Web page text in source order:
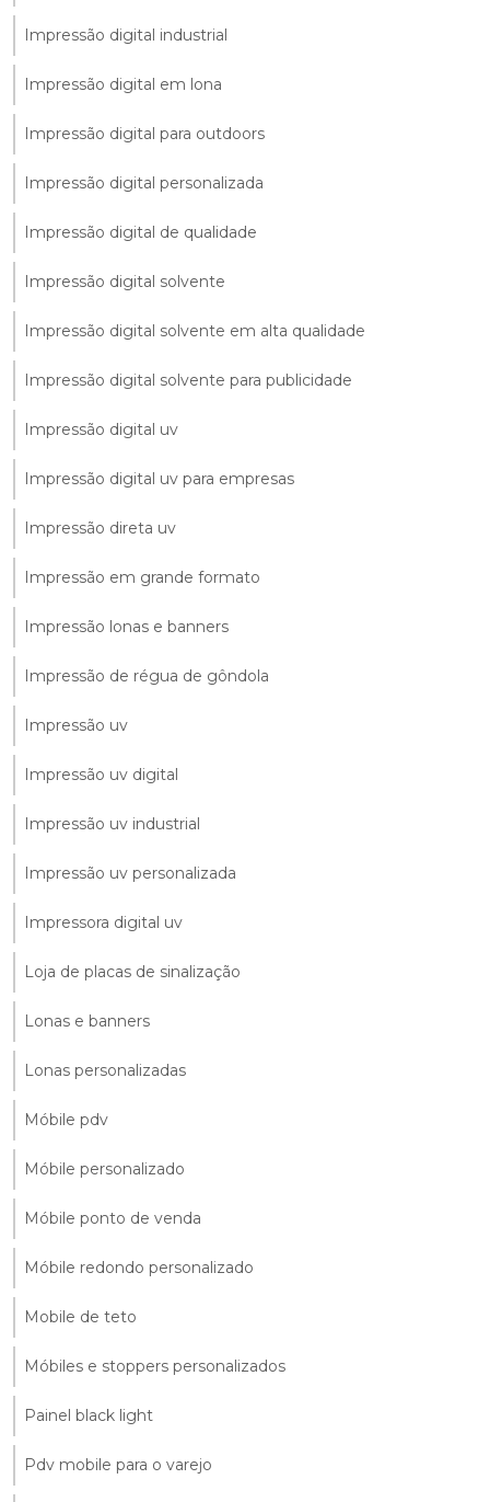
Impressão digital industrial
Impressão digital em lona
Impressão digital para outdoors
Impressão digital personalizada
Impressão digital de qualidade
Impressão digital solvente
Impressão digital solvente em alta qualidade
Impressão digital solvente para publicidade
Impressão digital uv
Impressão digital uv para empresas
Impressão direta uv
Impressão em grande formato
Impressão lonas e banners
Impressão de régua de gôndola
Impressão uv
Impressão uv digital
Impressão uv industrial
Impressão uv personalizada
Impressora digital uv
Loja de placas de sinalização
Lonas e banners
Lonas personalizadas
Móbile pdv
Móbile personalizado
Móbile ponto de venda
Móbile redondo personalizado
Mobile de teto
Móbiles e stoppers personalizados
Painel black light
Pdv mobile para o varejo